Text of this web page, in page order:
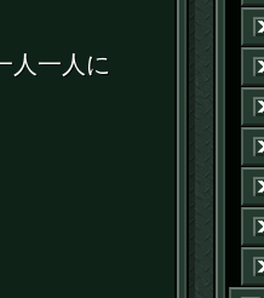
人一人に